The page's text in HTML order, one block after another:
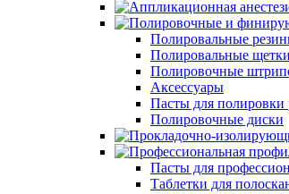
Полировальные
Полировальные щетки
Полировочные
Аксессуары
Пасты для полировки
Полировочные диски
Пасты для
Таблетки для